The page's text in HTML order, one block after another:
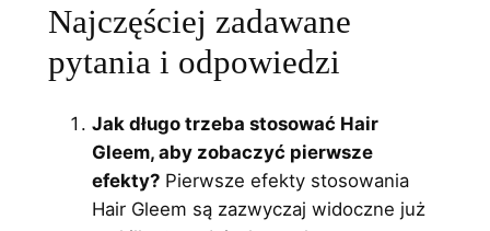
Najczęściej zadawane
pytania i odpowiedzi
Jak długo trzeba stosować Hair
Gleem, aby zobaczyć pierwsze
efekty?Pierwsze efekty stosowania
Hair Gleem są zazwyczaj widoczne już